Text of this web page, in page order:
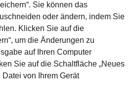
Sie können das
oder ändern, indem Sie
Klicken Sie auf die
um die Änderungen zu
auf Ihren Computer
Sie auf die Schaltfläche „Neues
Datei von Ihrem Gerät